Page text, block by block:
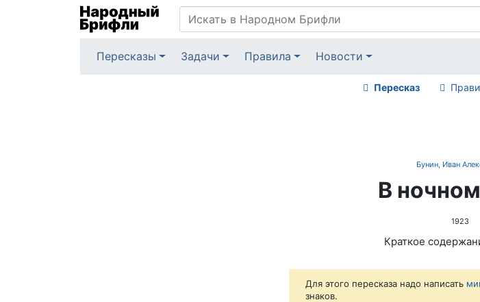
Пересказы Задачи Правила Новости
Пересказ
Бунин, Иван
В
1923
Краткое
Для этого пересказа надо написать
знаков.